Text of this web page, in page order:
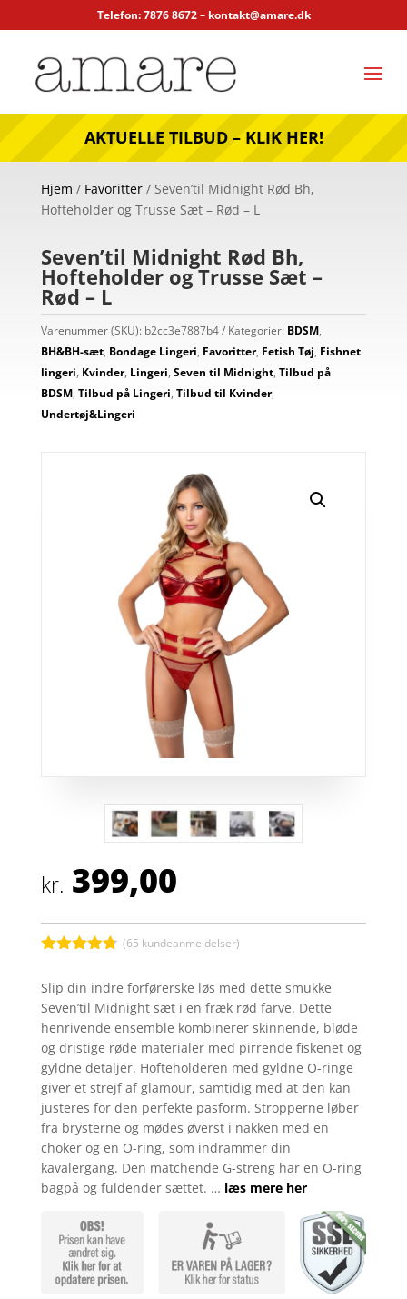
Telefon: 7876 8672 – kontakt@amare.dk
AKTUELLE TILBUD – KLIK HER!
Hjem / Favoritter/ Seven’til Midnight Rød Bh,
Hofteholder og Trusse Sæt – Rød – L
Seven’til Midnight Rød Bh,
Hofteholder og Trusse Sæt –
Rød – L
Varenummer (SKU): b2cc3e7887b4 Kategorier: BDSM,
BH&BH-sæt, Bondage Lingeri, Favoritter, Fetish Tøj, Fishnet
lingeri, Kvinder, Lingeri, Seven til Midnight, Tilbud på
BDSM, Tilbud på Lingeri, Tilbud til Kvinder,
Undertøj&Lingeri
kr. 399,00
ud af 5
baseret på
kundebedø
mmelser
(65 kundeanmeldelser)
Slip din indre forførerske løs med dette smukke
Seven’til Midnight sæt i en fræk rød farve. Dette
henrivende ensemble kombinerer skinnende, bløde
og dristige røde materialer med pirrende fiskenet og
gyldne detaljer. Hofteholderen med gyldne O-ringe
giver et strejf af glamour, samtidig med at den kan
justeres for den perfekte pasform. Stropperne løber
fra brysterne og mødes øverst i nakken med en
choker og en O-ring, som indrammer din
kavalergang. Den matchende G-streng har en O-ring
bagpå og fuldender sættet. … læs mere her